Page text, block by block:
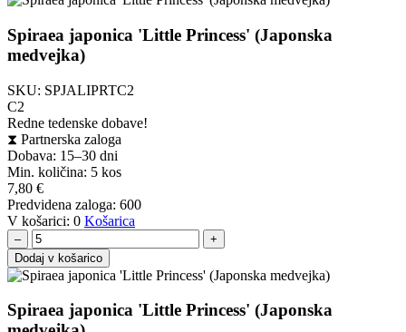
Spiraea japonica 'Little Princess' (Japonska
medvejka)
SKU: SPJALIPRTC2
C2
Redne tedenske dobave!
⧗ Partnerska zaloga
Dobava: 15–30 dni
Min. količina: 5 kos
7,80 €
Predvidena zaloga: 600
V košarici: 0 Košarica
–
+
Dodaj v košarico
Spiraea japonica 'Little Princess' (Japonska